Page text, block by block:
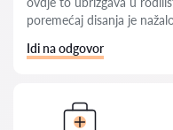
poremećaj disanja je
Idi na odgovor